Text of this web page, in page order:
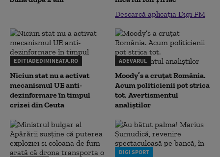
Descarcă aplicația Digi FM
EDITIADEDIMINEATA.RO
Niciun stat nu a activat
mecanismul UE anti-
dezinformare în timpul
crizei din Ceuta
ADEVARUL
Moody’s a cruțat România.
Acum politicienii pot strica
tot. Avertismentul
analiștilor
DIGI SPORT